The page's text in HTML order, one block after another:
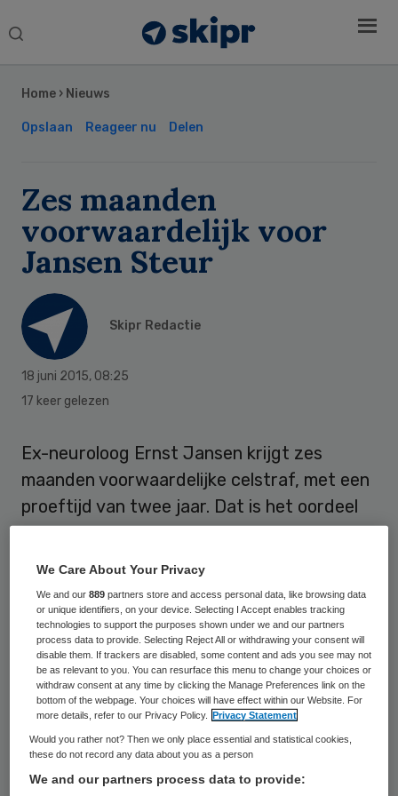
Search
Home › Nieuws
Opslaan Reageer nu Delen
Zes maanden
voorwaardelijk voor
Jansen Steur
Skipr Redactie
18 juni 2015, 08:25
17 keer gelezen
Ex-neuroloog Ernst Jansen krijgt zes
maanden voorwaardelijke celstraf, met een
proeftijd van twee jaar. Dat is het oordeel
van de rechter in hoger beroep in deze
langslepende zaak. Hiermee wordt een
dikke streep gehaald door de uitspraak in
eerste aanleg. Toen werd Jansen tot drie
jaar onvoorwaardelijke gevangenisstraf
veroordeeld. De rechtbank acht in hoger
beroep niet bewezen dat de arts opzettelijk
verkeerde diagnoses van ernstige ziektes
stelde bij meerdere van zijn patiënten.
Jansen is opgelucht met deze uitspraak,
Sidebar
We Care About Your Privacy
We and our889 partners store and access personal data, like browsing data
or unique identifiers, on your device. Selecting I Accept enables tracking
technologies to support the purposes shown under we and our partners
process data to provide. Selecting Reject All or withdrawing your consent will
disable them. If trackers are disabled, some content and ads you see may not
be as relevant to you. You can resurface this menu to change your choices or
withdraw consent at any time by clicking the Manage Preferences link on the
bottom of the webpage. Your choices will have effect within our Website. For
more details, refer to our Privacy Policy.
Privacy Statement
Would you rather not? Then we only place essential and statistical cookies,
these do not record any data about you as a person
We and our partners process data to provide: